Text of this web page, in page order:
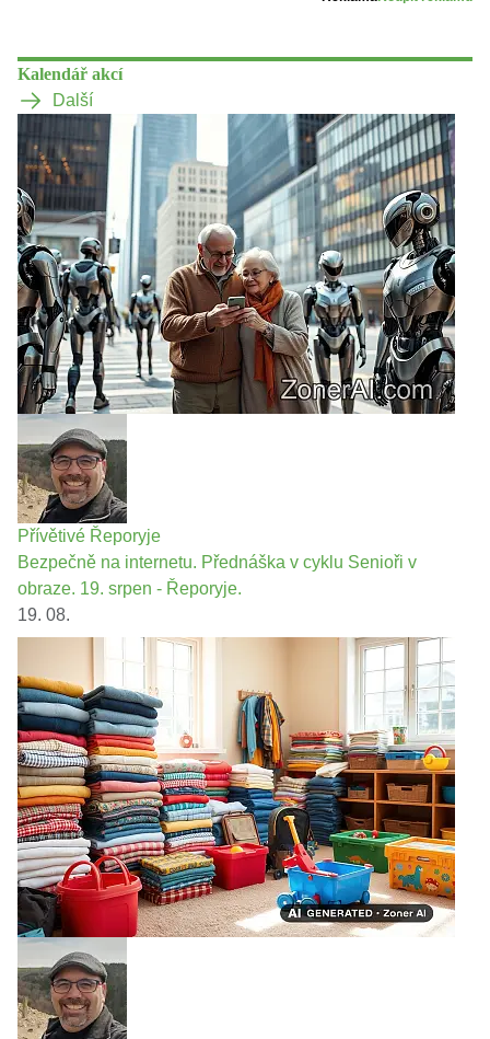
Kalendář akcí
Další
Přívětivé Řeporyje
Bezpečně na internetu. Přednáška v cyklu Senioři v
obraze. 19. srpen - Řeporyje.
19. 08.